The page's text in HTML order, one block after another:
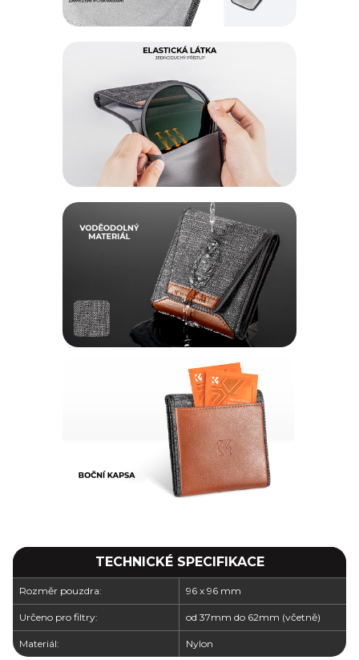
TECHNICKÉ SPECIFIKACE
Rozměr pouzdra: 96 x 96 mm
Určeno pro filtry: od 37mm do 62mm (včetně)
Materiál: Nylon